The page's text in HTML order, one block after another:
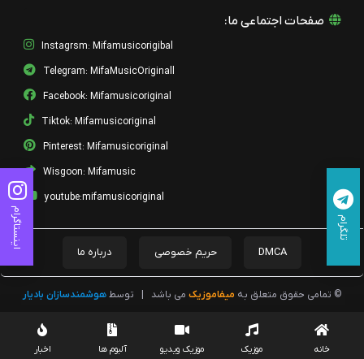
صفحات اجتماعی ما:
Instagrsm: Mifamusicorigibal
Telegram: MifaMusicOriginall
Facebook: Mifamusicoriginal
Tiktok: Mifamusicoriginal
Pinterest: Mifamusicoriginal
Wisgoon: Mifamusic
youtube:mifamusicoriginal
DMCA حریم خصوصی درباره ما
© تمامی حقوق متعلق به میفاموزیک می باشد توسطهوشمندسازان بادیار
خانه موزیک موزیک ویدیو آلبوم ها اخبار
اینستاگرام تلگرام